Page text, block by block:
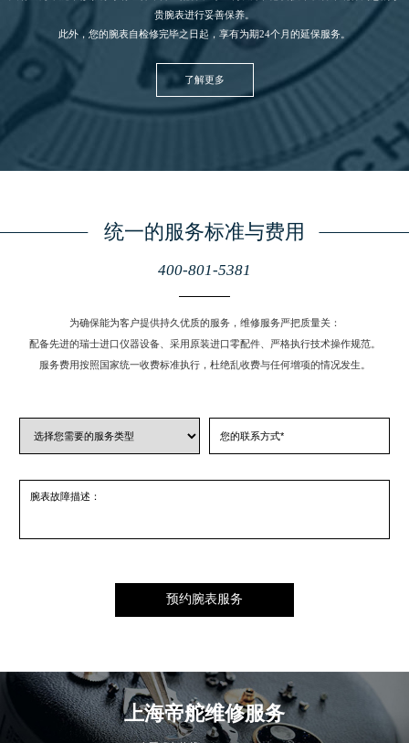
贵腕表进行妥善保养。
此外，您的腕表自检修完毕之日起，享有为期24个月的延保服务。
了解更多
统一的服务标准与费用
400-801-5381
为确保能为客户提供持久优质的服务，维修服务严把质量关：
配备先进的瑞士进口仪器设备、采用原装进口零配件、严格执行技术操作规范。
服务费用按照国家统一收费标准执行，杜绝乱收费与任何增项的情况发生。
上海帝舵维修服务